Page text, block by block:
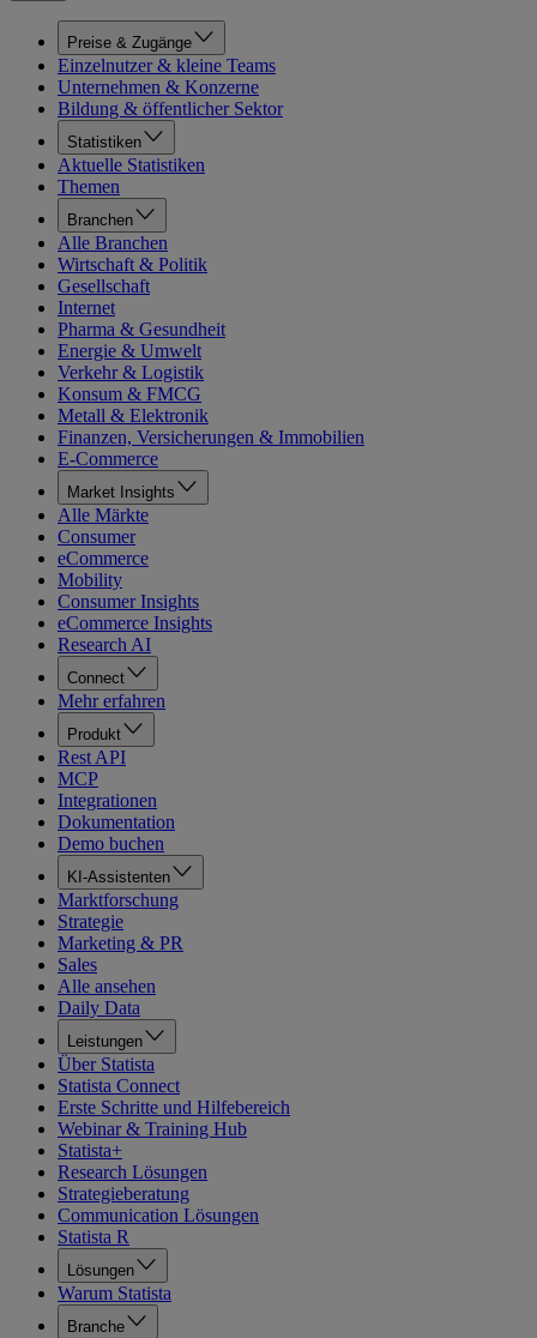
Preise & Zugänge
Einzelnutzer & kleine Teams
Unternehmen & Konzerne
Bildung & öffentlicher Sektor
Statistiken
Aktuelle Statistiken
Themen
Branchen
Alle Branchen
Wirtschaft & Politik
Gesellschaft
Internet
Pharma & Gesundheit
Energie & Umwelt
Verkehr & Logistik
Konsum & FMCG
Metall & Elektronik
Finanzen, Versicherungen & Immobilien
E-Commerce
Market Insights
Alle Märkte
Consumer
eCommerce
Mobility
Consumer Insights
eCommerce Insights
Research AI
Connect
Mehr erfahren
Produkt
Rest API
MCP
Integrationen
Dokumentation
Demo buchen
KI-Assistenten
Marktforschung
Strategie
Marketing & PR
Sales
Alle ansehen
Daily Data
Leistungen
Über Statista
Statista Connect
Erste Schritte und Hilfebereich
Webinar & Training Hub
Statista+
Research Lösungen
Strategieberatung
Communication Lösungen
Statista R
Lösungen
Warum Statista
Branche